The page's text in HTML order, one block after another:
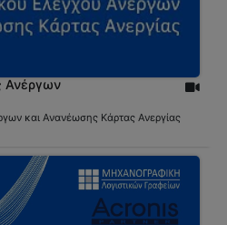
Ανέργων
και Ανανέωσης Κάρτας Ανεργίας